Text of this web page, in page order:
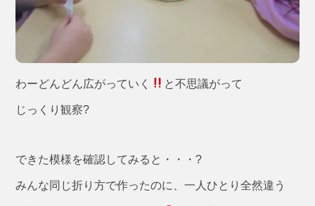
わーどんどん広がっていく と不思議がって
じっくり観察?
できた模様を確認してみると・・・?
みんな同じ折り方で作ったのに、一人ひとり全然違う